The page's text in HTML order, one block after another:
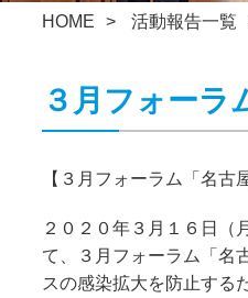
HOME 活動報告一覧
３月フォーラ
【３月フォーラム「名古
２０２０年３月１６日（
て、３月フォーラム「名
スの感染拡大を防止する